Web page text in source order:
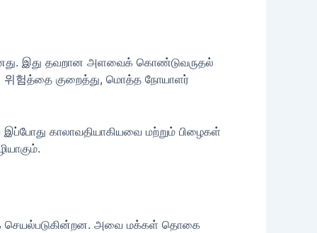
இது தவறான அளவைக் கொண்டுவருதல்
위험த்தை குறைத்து, மொத்த நோயாளர்
காலாவதியாகியவை மற்றும் பிழைகள்
செயல்படுகின்றன. அவை மக்கள் தொகை